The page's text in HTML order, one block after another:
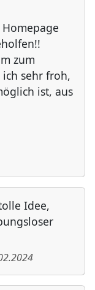
zum
sehr froh,
ist, aus
Idee,